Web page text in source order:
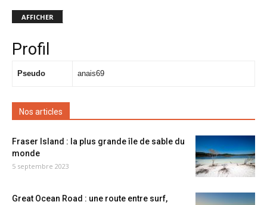
AFFICHER
Profil
Pseudo anais69
Nos articles
Fraser Island : la plus grande île de sable du
monde
5 septembre 2023
Great Ocean Road : une route entre surf,